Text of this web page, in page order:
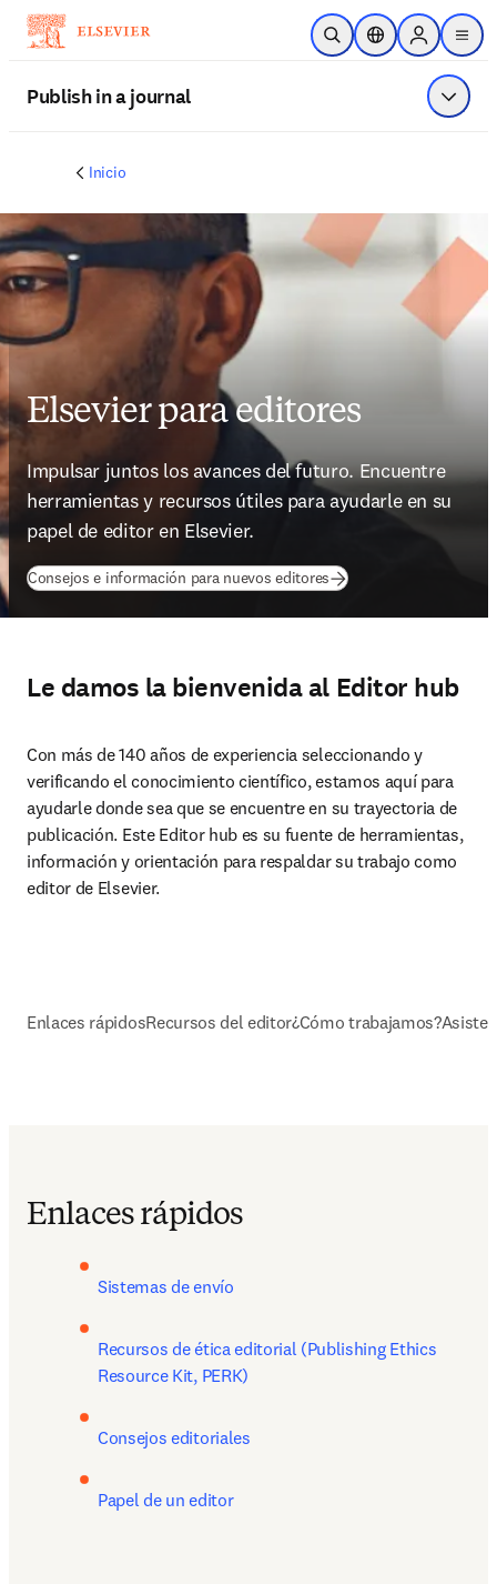
Saltar al contenido principal
Abrir búsqueda
Selector deSign in to
menu
Publish in a journal
Inicio
Elsevier para editores
Impulsar juntos los avances del futuro. Encuentre
herramientas y recursos útiles para ayudarle en su
papel de editor en Elsevier.
Consejos e información para nuevos editores
Le damos la bienvenida al Editor hub
Con más de 140 años de experiencia seleccionando y
verificando el conocimiento científico, estamos aquí para
ayudarle donde sea que se encuentre en su trayectoria de
publicación. Este Editor hub es su fuente de herramientas,
información y orientación para respaldar su trabajo como
editor de Elsevier.
Enlaces rápidosRecursos del editor¿Cómo trabajamos?
Enlaces rápidos
Recursos de ética editorial (Publishing Ethics
Papel de un editor